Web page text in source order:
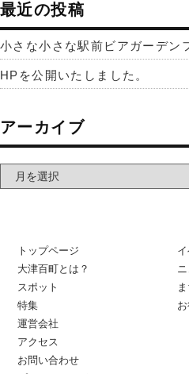
最近の投稿
小さな小さな駅前ビアガーデン
HPを公開いたしました。
アーカイブ
トップページ
大津百町とは？
スポット
特集
運営会社
アクセス
お問い合わせ